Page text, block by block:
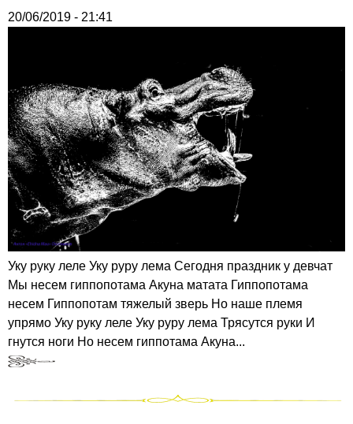
20/06/2019 - 21:41
Уку руку леле Уку руру лема Сегодня праздник у девчат
Мы несем гиппопотама Акуна матата Гиппопотама
несем Гиппопотам тяжелый зверь Но наше племя
упрямо Уку руку леле Уку руру лема Трясутся руки И
гнутся ноги Но несем гиппотама Акуна...